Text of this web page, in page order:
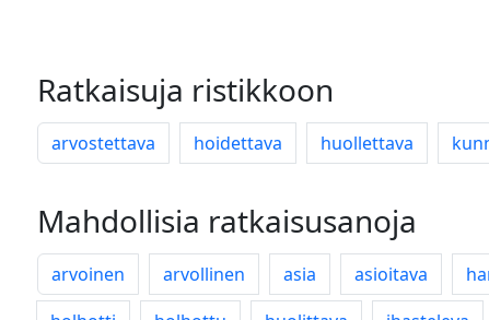
Ratkaisuja ristikkoon
arvostettava hoidettava huollettava
Mahdollisia ratkaisusanoja
arvoinen arvollinen asia asioitava